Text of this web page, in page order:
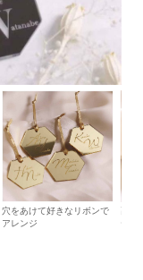
穴をあけて好きなリボンで
アレンジ
高級
デに